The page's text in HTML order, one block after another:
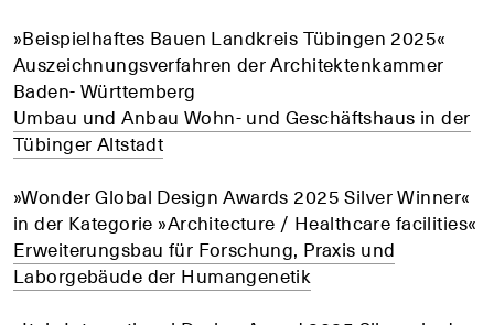
»Beispielhaftes Bauen Landkreis Tübingen 2025«
Auszeichnungsverfahren der Architektenkammer
Baden- Württemberg
Umbau und Anbau Wohn- und Geschäftshaus in der
Tübinger Altstadt
»Wonder Global Design Awards 2025 Silver Winner«
in der Kategorie »Architecture / Healthcare facilities«
Erweiterungsbau für Forschung, Praxis und
Laborgebäude der Humangenetik